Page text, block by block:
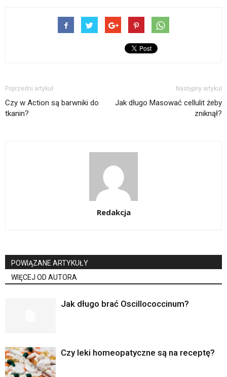
Poprzedni artykuł
Czy w Action są barwniki do
tkanin?
Następny artykuł
Jak długo Masować cellulit żeby
zniknął?
Redakcja
POWIĄZANE ARTYKUŁY
WIĘCEJ OD AUTORA
Jak długo brać Oscillococcinum?
Czy leki homeopatyczne są na receptę?